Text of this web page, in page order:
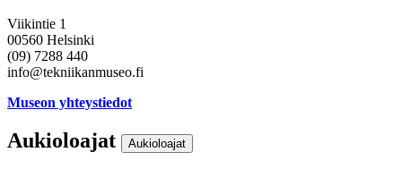
Viikintie 1
00560 Helsinki
(09) 7288 440
info@tekniikanmuseo.fi
Museon yhteystiedot
Aukioloajat Aukioloajat